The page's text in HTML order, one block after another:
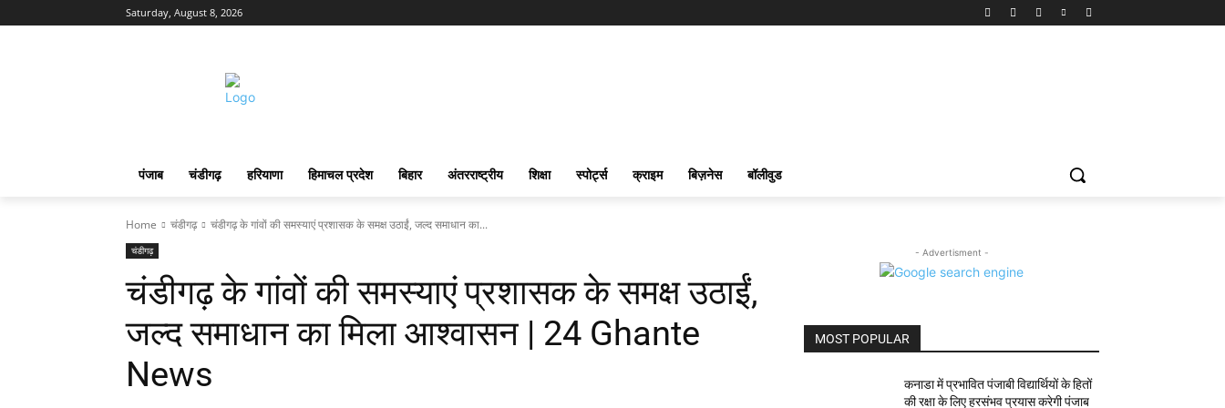
Saturday, August 8, 2026
पंजाब चंडीगढ़ हरियाणा हिमाचल प्रदेश बिहार अंतरराष्ट्रीय शिक्षा स्पोर्ट्स क्राइम बिज़नेस बॉलीवुड
Home चंडीगढ़ चंडीगढ़ के गांवों की समस्याएं प्रशासक के समक्ष उठाईं, जल्द समाधान का...
चंडीगढ़
चंडीगढ़ के गांवों की समस्याएं प्रशासक के समक्ष उठाईं,
जल्द समाधान का मिला आश्वासन | 24 Ghante
News
- Advertisment -
MOST POPULAR
कनाडा में प्रभावित पंजाबी विद्यार्थियों के हितों
की रक्षा के लिए हरसंभव प्रयास करेगी पंजाब